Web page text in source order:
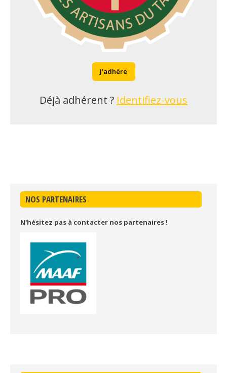
J’adhère
Déjà adhérent ? Identifiez-vous
NOS PARTENAIRES
N'hésitez pas à contacter nos partenaires !